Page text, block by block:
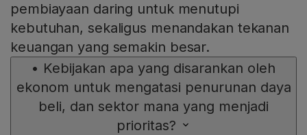
pembiayaan daring untuk menutupi
kebutuhan, sekaligus menandakan tekanan
keuangan yang semakin besar.
• Kebijakan apa yang disarankan oleh
ekonom untuk mengatasi penurunan daya
beli, dan sektor mana yang menjadi
prioritas?